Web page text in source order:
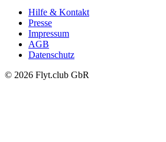
Hilfe & Kontakt
Presse
Impressum
AGB
Datenschutz
© 2026 Flyt.club GbR